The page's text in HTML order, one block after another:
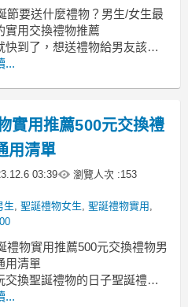
節要送什麼禮物？男生/女生最
實用交換禮物推薦
快到了，想送禮物給男友該送
誕禮物
學生 聖誕禮物推薦 聖誕禮物
禮物女生
一份值得珍藏、
...
實用推薦500元交換禮
用清單
03:39 瀏覽人次 :153
生, 聖誕禮物女生, 聖誕禮物實用 ,
禮物實用推薦500元交換禮物男
用清單
交換聖誕禮物的日子聖誕禮物
...